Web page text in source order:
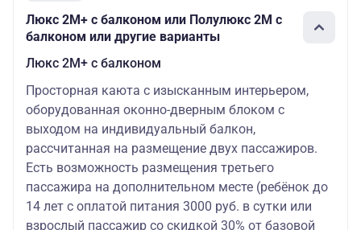
Люкс 2М+ с балконом или Полулюкс 2М с
балконом или другие варианты
Люкс 2М+ с балконом
Просторная каюта с изысканным интерьером,
оборудованная оконно-дверным блоком с
выходом на индивидуальный балкон,
рассчитанная на размещение двух пассажиров.
Есть возможность размещения третьего
пассажира на дополнительном месте (ребёнок до
14 лет с оплатой питания 3000 руб. в сутки или
взрослый пассажир со скидкой 30% от базовой